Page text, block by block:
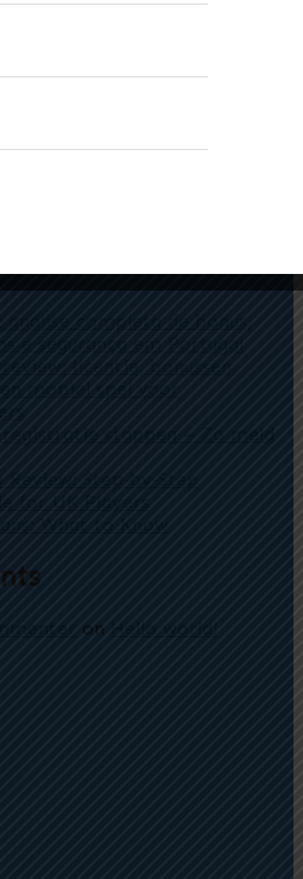
Digital Slot Gaming:
Behind Popularity
on